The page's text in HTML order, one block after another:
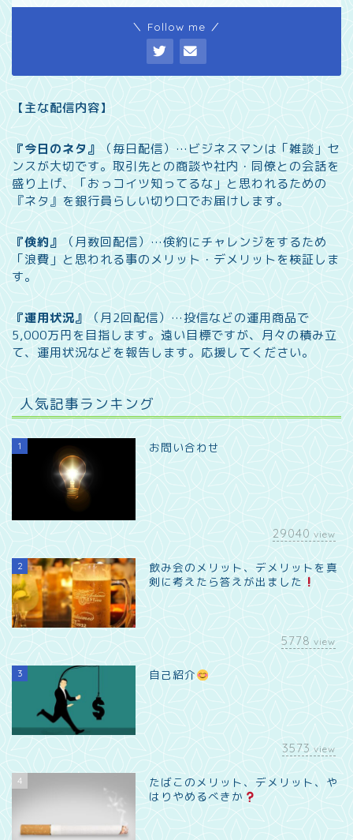
＼ Follow me ／
【主な配信内容】
『今日のネタ』 （毎日配信）… ビジネスマンは「雑談」セ
ンスが大切です。取引先との商談や社内・同僚との会話を
盛り上げ、「おっコイツ知ってるな」と思われるための
『ネタ』を銀行員らしい切り口でお届けします。
『倹約』 （月数回配信）…倹約にチャレンジをするため
「浪費」と思われる事のメリット・デメリットを検証しま
す。
『運用状況』 （月2回配信）…投信などの運用商品で
5,000万円を目指します。遠い目標ですが、月々の積み立
て、運用状況などを報告します。 応援してください。
人気記事ランキング
1 お問い合わせ
29040 view
2
飲み会のメリット、デメリットを真
剣に考えたら答えが出ました
5778 view
3 自己紹介
3573 view
4
たばこのメリット、デメリット、や
はりやめるべきか